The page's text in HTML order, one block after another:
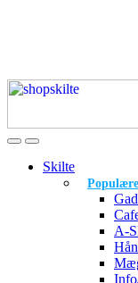
Skilte
A-